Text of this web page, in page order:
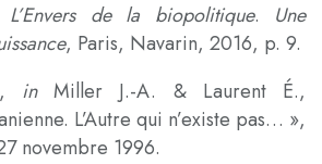
L’Envers de la biopolitique. Une
, Paris, Navarin, 2016, p. 9.
inMiller J.-A. & Laurent É.,
L’Autre qui n’existe pas… »,
novembre 1996.